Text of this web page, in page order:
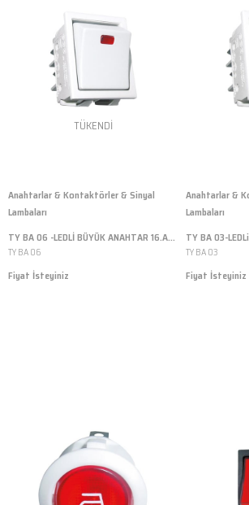
TÜKENDI
Anahtarlar & Kontaktörler & Sinyal
Lambaları
TY BA 06 -LEDLİ BÜYÜK ANAHTAR 16.AMPER
TY BA 06
Fiyat İsteyiniz
Anahtarlar &
Lambaları
TY BA 03
Fiyat İsteyiniz